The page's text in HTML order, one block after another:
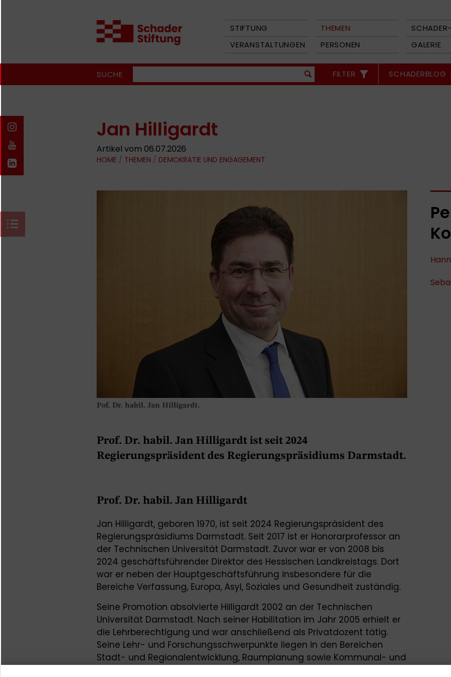
STIFTUNG THEMEN
VERANSTALTUNGEN
PERSONEN GALERIE
SUCHE FILTER SCHADERBLOG
Jan Hilligardt
Artikel vom 06.07.2026
HOME / THEMEN / DEMOKRATIE UND ENGAGEMENT
Pof. Dr. habil. Jan Hilligardt.
Prof. Dr. habil. Jan Hilligardt ist seit 2024
Regierungspräsident des Regierungspräsidiums Darmstadt.
Prof. Dr. habil. Jan Hilligardt
Jan Hilligardt, geboren 1970, ist seit 2024 Regierungspräsident des
Regierungspräsidiums Darmstadt. Seit 2017 ist er Honorarprofessor an
der Technischen Universität Darmstadt. Zuvor war er von 2008 bis
2024 geschäftsführender Direktor des Hessischen Landkreistags. Dort
war er neben der Hauptgeschäftsführung insbesondere für die
Bereiche Verfassung, Europa, Asyl, Soziales und Gesundheit zuständig.
Seine Promotion absolvierte Hilligardt 2002 an der Technischen
Universität Darmstadt. Nach seiner Habilitation im Jahr 2005 erhielt er
die Lehrberechtigung und war anschließend als Privatdozent tätig.
Seine Lehr- und Forschungsschwerpunkte liegen in den Bereichen
Stadt- und Regionalentwicklung, Raumplanung sowie Kommunal- und